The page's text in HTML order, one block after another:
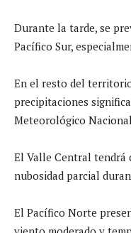
Durante la tarde, se
Pacífico Sur,
En el resto del
precipitaciones
Meteorológico
El Valle Central tendrá
nubosidad parcial
El Pacífico Norte